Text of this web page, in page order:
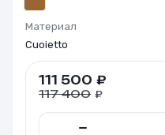
Материал
Cuoietto
117 400 ₽
111 500 ₽